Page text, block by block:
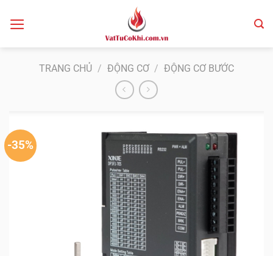
qua
TRANG CHỦ / ĐỘNG CƠ / ĐỘNG CƠ BƯỚC
-35%